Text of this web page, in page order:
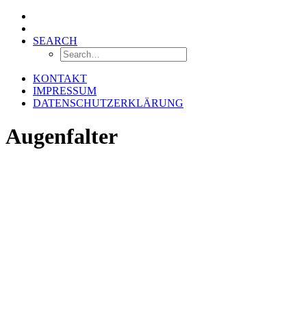
SEARCH
KONTAKT
IMPRESSUM
DATENSCHUTZERKLÄRUNG
Augenfalter